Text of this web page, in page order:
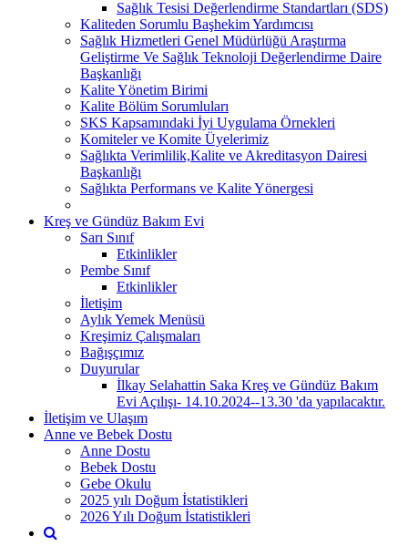
Sağlık Tesisi Değerlendirme Standartları (SDS)
Kaliteden Sorumlu Başhekim Yardımcısı
Sağlık Hizmetleri Genel Müdürlüğü Araştırma
Geliştirme Ve Sağlık Teknoloji Değerlendirme Daire
Başkanlığı
Kalite Yönetim Birimi
Kalite Bölüm Sorumluları
SKS Kapsamındaki İyi Uygulama Örnekleri
Komiteler ve Komite Üyelerimiz
Sağlıkta Verimlilik,Kalite ve Akreditasyon Dairesi
Başkanlığı
Sağlıkta Performans ve Kalite Yönergesi
Kreş ve Gündüz Bakım Evi
Sarı Sınıf
Etkinlikler
Pembe Sınıf
Etkinlikler
İletişim
Aylık Yemek Menüsü
Kreşimiz Çalışmaları
Bağışçımız
Duyurular
İlkay Selahattin Saka Kreş ve Gündüz Bakım
Evi Açılışı- 14.10.2024--13.30 'da yapılacaktır.
İletişim ve Ulaşım
Anne ve Bebek Dostu
Anne Dostu
Bebek Dostu
Gebe Okulu
2025 yılı Doğum İstatistikleri
2026 Yılı Doğum İstatistikleri